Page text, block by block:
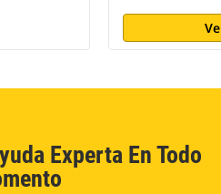
Experta En Todo